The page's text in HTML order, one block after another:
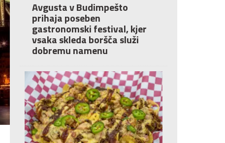
Avgusta v Budimpešto
prihaja poseben
gastronomski festival, kjer
vsaka skleda boršča služi
dobremu namenu